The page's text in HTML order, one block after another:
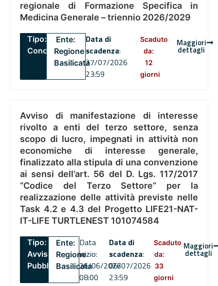
regionale di Formazione Specifica in
Medicina Generale – triennio 2026/2029
Tipo:
Concorsi
Ente:
Regione
Basilicata
Data di
scadenza:
27/07/2026
23:59
Scaduto
da:
12
giorni
Maggiori
dettagli
Avviso di manifestazione di interesse
rivolto a enti del terzo settore, senza
scopo di lucro, impegnati in attività non
economiche di interesse generale,
finalizzato alla stipula di una convenzione
ai sensi dell’art. 56 del D. Lgs. 117/2017
“Codice del Terzo Settore” per la
realizzazione delle attività previste nelle
Task 4.2 e 4.3 del Progetto LIFE21-NAT-
IT-LIFE TURTLENEST 101074584
Tipo:
Avviso
Pubblico
Ente:
Regione
Basilicata
Data
inizio:
26/06/2026
08:00
Data di
scadenza:
06/07/2026
23:59
Scaduto
da:
33
giorni
Maggiori
dettagli